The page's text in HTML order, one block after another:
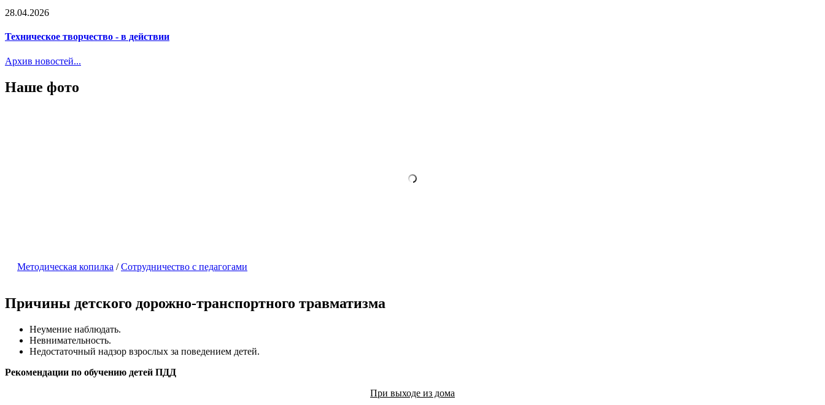
28.04.2026
Техническое творчество - в действии
Архив новостей...
Наше фото
Методическая копилка /Сотрудничество с педагогами
Причины детского дорожно-транспортного травматизма
Неумение наблюдать.
Невнимательность.
Недостаточный надзор взрослых за поведением детей.
Рекомендации по обучению детей ПДД
При выходе из дома